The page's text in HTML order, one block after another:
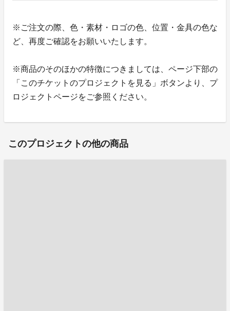
※ご注文の際、色・素材・ロゴの色、位置・金具の色な
ど、再度ご確認をお願いいたします。
※商品のそのほかの特徴につきましては、ページ下部の
「このチケットのプロジェクトを見る」ボタンより、プ
ロジェクトページをご参照ください。
このプロジェクトの他の商品